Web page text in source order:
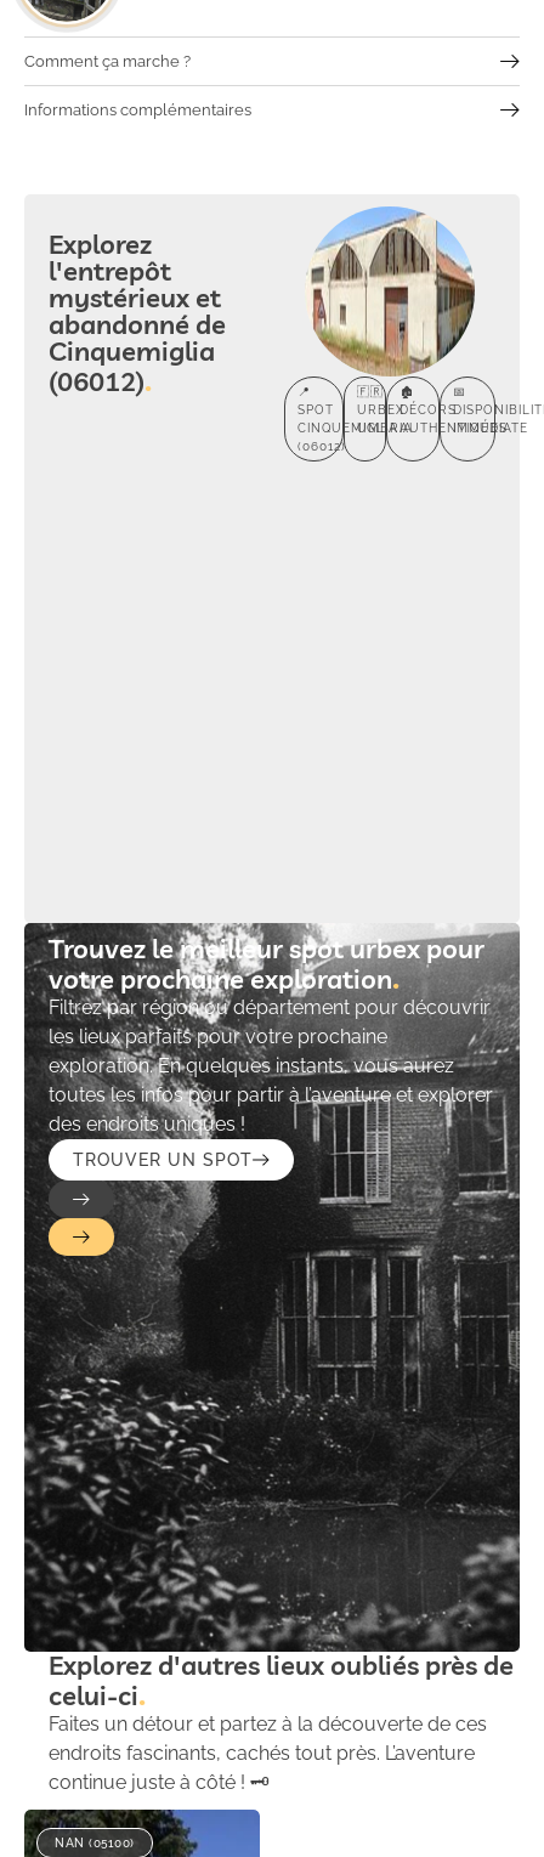
Comment ça marche ?
Informations complémentaires
Explorez
l'entrepôt
mystérieux et
abandonné de
Cinquemiglia
(06012)
📍
SPOT
CINQUEMIGLIA
(06012)
🇫🇷
URBEX
UMBRIA
🏚️
DÉCORS
AUTHENTIQUES
📅
IMMÉDIATE
Trouvez le meilleur spot urbex pour
votre prochaine exploration​
Filtrez par région ou département pour découvrir
les lieux parfaits pour votre prochaine
exploration. En quelques instants, vous aurez
toutes les infos pour partir à l’aventure et explorer
des endroits uniques !
TROUVER UN SPOT
Explorez d'autres lieux oubliés près de
celui-ci
Faites un détour et partez à la découverte de ces
endroits fascinants, cachés tout près. L’aventure
continue juste à côté ! 🗝️
NAN (05100)